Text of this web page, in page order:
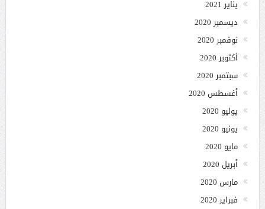
يناير 2021
ديسمبر 2020
نوفمبر 2020
أكتوبر 2020
سبتمبر 2020
أغسطس 2020
يوليو 2020
يونيو 2020
مايو 2020
أبريل 2020
مارس 2020
فبراير 2020